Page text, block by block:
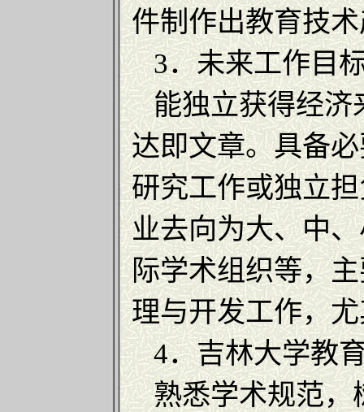
件制作出教育技
3．未来工作目
能独立获得经济
达即文章。具备
研究工作或独立
业去向为大、中
际学术组织等，
理与开发工作，
4．吉林大学教
熟悉学术规范，